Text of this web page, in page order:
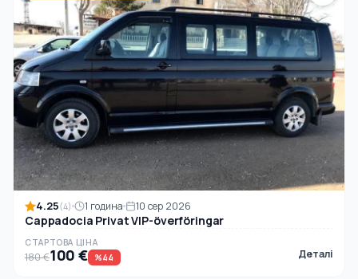
4.25(4) 1 година 10 сер 2026
Cappadocia Privat VIP-överföringar
СТАРТОВА ЦІНА
180 €100 € %44 Деталі